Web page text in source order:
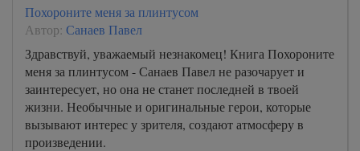
Похороните меня за плинтусом
Автор: Санаев Павел
Здравствуй, уважаемый незнакомец! Книга Похороните
меня за плинтусом - Санаев Павел не разочарует и
заинтересует, но она не станет последней в твоей
жизни. Необычные и оригинальные герои, которые
вызывают интерес у зрителя, создают атмосферу в
произведении.